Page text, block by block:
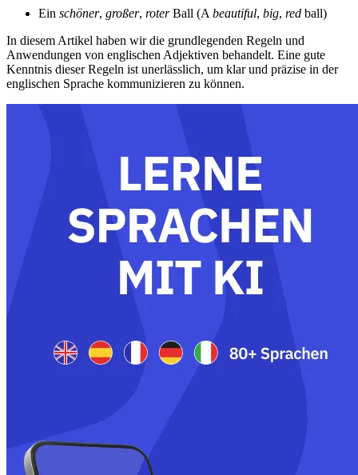
Ein schöner, großer, roterBall (A beautiful, big, red ball)
In diesem Artikel haben wir die grundlegenden Regeln und
Anwendungen von englischen Adjektiven behandelt. Eine gute
Kenntnis dieser Regeln ist unerlässlich, um klar und präzise in der
englischen Sprache kommunizieren zu können.